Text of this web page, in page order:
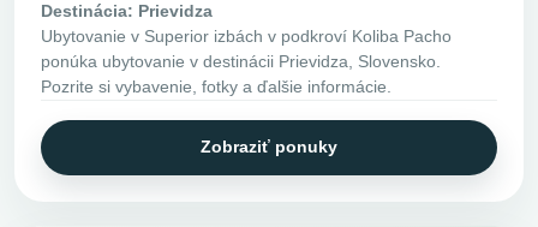
Destinácia: Prievidza
Ubytovanie v Superior izbách v podkroví Koliba Pacho
ponúka ubytovanie v destinácii Prievidza, Slovensko.
Pozrite si vybavenie, fotky a ďalšie informácie.
Zobraziť ponuky